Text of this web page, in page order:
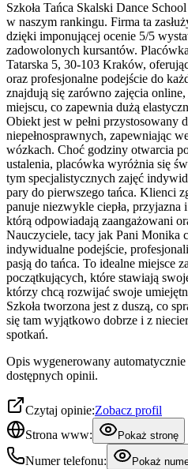
Szkoła Tańca Skalski Dance
w naszym rankingu. Firma ta
dzięki imponującej ocenie 5/5
zadowolonych kursantów.
Tatarska 5, 30-103 Kraków,
oraz profesjonalne podejście do
znajdują się zarówno zajęcia
miejscu, co zapewnia dużą
Obiekt jest w pełni przystosowany
niepełnosprawnych, zapewniając
wózkach. Choć godziny otwarcia
ustalenia, placówka wyróżnia się
tym specjalistycznych zajęć
pary do pierwszego tańca. Klienci
panuje niezwykle ciepła, przyjazna
którą odpowiadają zaangażowani
Nauczyciele, tacy jak Pani Monika
indywidualne podejście,
pasją do tańca. To idealne miejsce
początkujących, które stawiają
którzy chcą rozwijać swoje
Szkoła tworzona jest z duszą, co
się tam wyjątkowo dobrze i z
spotkań.
Opis wygenerowany
dostępnych opinii.
Czytaj opinie:Zobacz profil
Strona www:
Pokaż stronę
Numer telefonu: Pokaż